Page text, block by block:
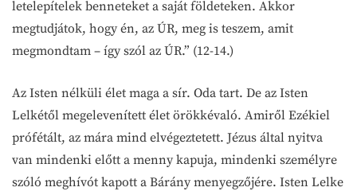
letelepítelek benneteket a saját földeteken. Akkor
megtudjátok, hogy én, az ÚR, meg is teszem, amit
megmondtam – így szól az ÚR.” (12-14.)
Az Isten nélküli élet maga a sír. Oda tart. De az Isten
Lelkétől megelevenített élet örökkévaló. Amiről Ezékiel
prófétált, az mára mind elvégeztetett. Jézus által nyitva
van mindenki előtt a menny kapuja, mindenki személyre
szóló meghívót kapott a Bárány menyegzőjére. Isten Lelke